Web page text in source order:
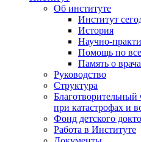
Об институте
Институт
История
Научно-
Помощь по
Память о
Руководство
Структура
при катастрофах и
Фонд детского
Работа в Институте